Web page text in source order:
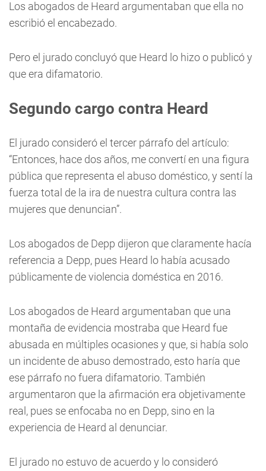
Los abogados de Heard argumentaban que ella no
escribió el encabezado.
Pero el jurado concluyó que Heard lo hizo o publicó y
que era difamatorio.
Segundo cargo contra Heard
El jurado consideró el tercer párrafo del artículo:
“Entonces, hace dos años, me convertí en una figura
pública que representa el abuso doméstico, y sentí la
fuerza total de la ira de nuestra cultura contra las
mujeres que denuncian”.
Los abogados de Depp dijeron que claramente hacía
referencia a Depp, pues Heard lo había acusado
públicamente de violencia doméstica en 2016.
Los abogados de Heard argumentaban que una
montaña de evidencia mostraba que Heard fue
abusada en múltiples ocasiones y que, si había solo
un incidente de abuso demostrado, esto haría que
ese párrafo no fuera difamatorio. También
argumentaron que la afirmación era objetivamente
real, pues se enfocaba no en Depp, sino en la
experiencia de Heard al denunciar.
El jurado no estuvo de acuerdo y lo consideró